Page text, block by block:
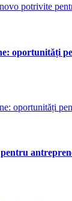
oportunități